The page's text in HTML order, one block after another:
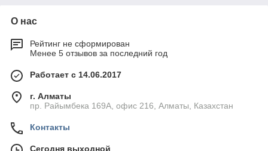
О нас
Рейтинг не сформирован
Менее 5 отзывов за последний год
Работает с 14.06.2017
г. Алматы
пр. Райымбека 169А, офис 216, Алматы, Казахстан
Контакты
Сегодня выходной